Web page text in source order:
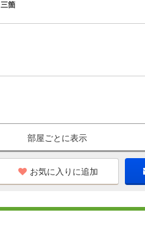
三箇
部屋ごとに表示
お気に入りに追加